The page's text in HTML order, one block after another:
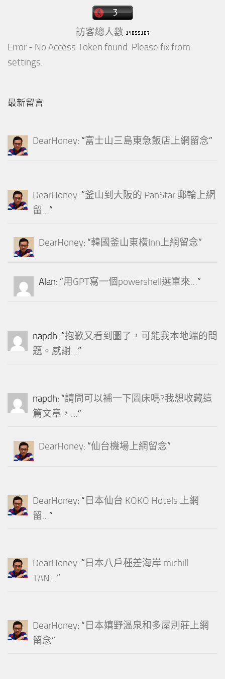
訪客總人數
Error - No Access Token found. Please fix from
settings.
最新留言
DearHoney: “富士山三島東急飯店上網留念”
DearHoney: “釜山到大阪的 PanStar 郵輪上網
留…”
DearHoney: “韓國釜山東橫Inn上網留念”
Alan: “用GPT寫一個powershell選單來…”
napdh: “抱歉又看到圖了，可能我本地端的問
題。感謝…”
napdh: “請問可以補一下圖床嗎?我想收藏這
篇文章，…”
DearHoney: “仙台機場上網留念”
DearHoney: “ 日本仙台 KOKO Hotels 上網
留…”
DearHoney: “ 日本八戶種差海岸 michill
TAN…”
DearHoney: “ 日本嬉野溫泉和多屋別莊上網
留念”